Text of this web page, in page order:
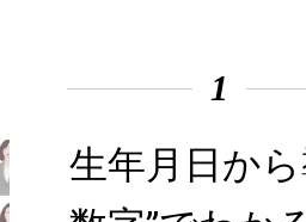
1
生年月日か